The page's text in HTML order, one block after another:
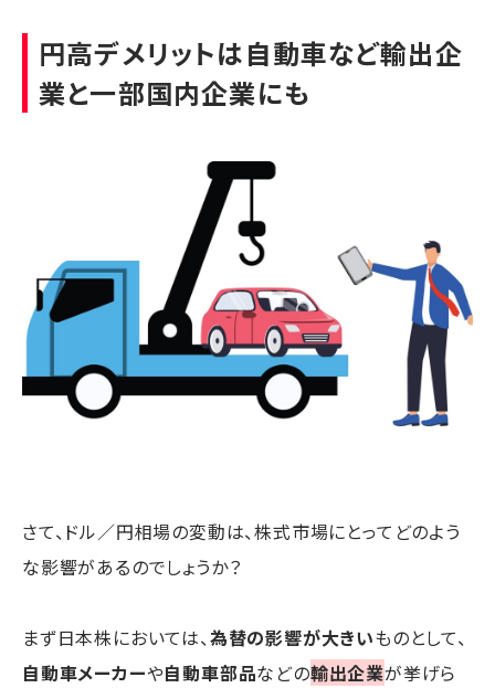
円高デメリットは自動車など輸出企
業と一部国内企業にも
さて、ドル／円相場の変動は、株式市場にとってどのよう
な影響があるのでしょうか？
まず日本株においては、為替の影響が大きいものとして、
自動車メーカーや自動車部品などの輸出企業が挙げら